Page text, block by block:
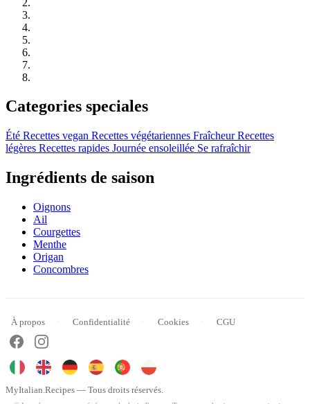
Categories speciales
Été Recettes vegan Recettes végétariennes Fraîcheur Recettes
légères Recettes rapides Journée ensoleillée Se rafraîchir
Ingrédients de saison
Oignons
Ail
Courgettes
Menthe
Origan
Concombres
À propos Confidentialité Cookies CGU
MyItalian.Recipes — Tous droits réservés.